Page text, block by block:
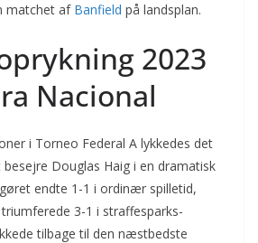
matchet af Banfield på landsplan.
2023
Nacional
i Torneo Federal A lykkedes det
Douglas Haig i en dramatisk
endte 1-1 i ordinær spilletid,
3-1 i straffesparks­
tilbage til den næstbedste